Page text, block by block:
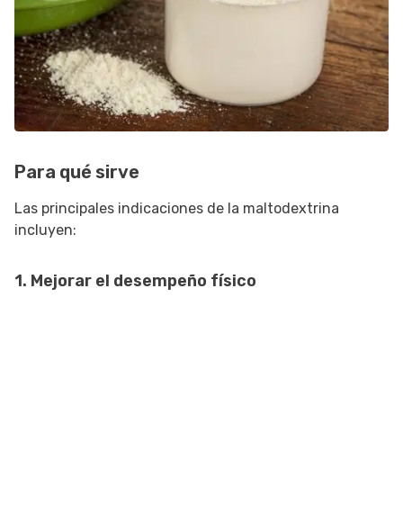
Para qué sirve
Las principales indicaciones de la maltodextrina
incluyen:
1. Mejorar el desempeño físico